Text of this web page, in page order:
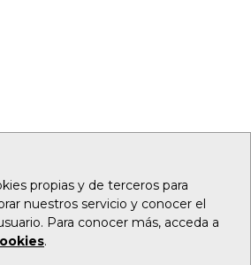
propias y de terceros para
nuestros servicio y conocer el
Para conocer más, acceda a
.